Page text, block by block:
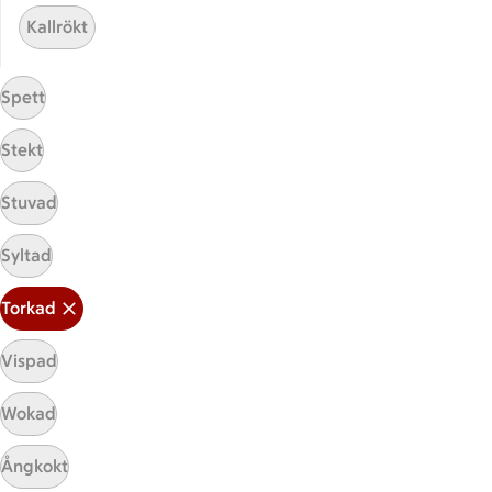
ICA Gruppen
ICA Nära
ICA Supermarket
ICA Kvantum
ICA Maxi
Utvalda leverantörer
Annonsera
Jobba på ICA
Hållbarhet
ICA Stiftelsen
En god morgondag
Kundservice
Reklamera
Återkallelser
Kallrökt
Spett
Stekt
Stuvad
Syltad
Torkad
Vispad
Wokad
Ångkokt